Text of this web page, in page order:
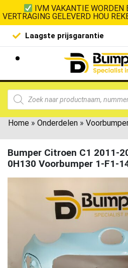
IVM VAKANTIE
VERTRAGING GELEVERD HOU
Laagste prijsgarantie
Home » Onderdelen »
Bumper Citroen C1 2011-
0H130 Voorbumper 1-F1-